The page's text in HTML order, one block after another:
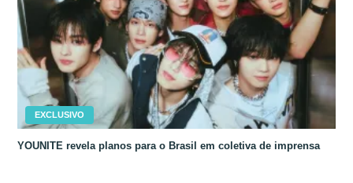
EXCLUSIVO
YOUNITE revela planos para o Brasil em coletiva de imprensa